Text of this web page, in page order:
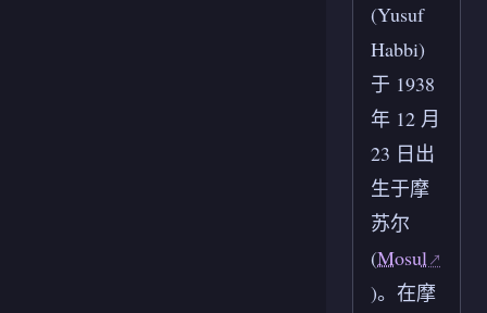
(Yusuf
Habbi)
于 1938
年 12 月
23 日出
生于摩
苏尔
(Mosul
)。在摩